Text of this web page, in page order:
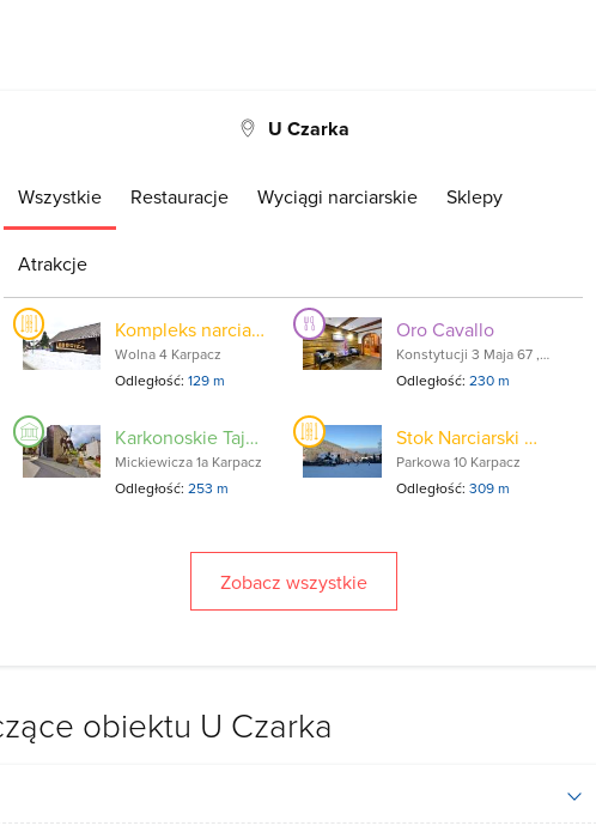
U Czarka
Wszystkie Restauracje Wyciągi narciarskie Sklepy
Atrakcje
Kompleks narciarski Lodowiec
Wolna 4 Karpacz
Odległość:129 m
Oro Cavallo
Konstytucji 3 Maja 67 , Karpacz
Odległość: 230 m
Karkonoskie Tajemnice
Mickiewicza 1a Karpacz
Odległość:253 m
Stok Narciarski CRiS Kolorowa
Parkowa 10 Karpacz
Odległość: 309 m
Zobacz wszystkie
obiektu U Czarka